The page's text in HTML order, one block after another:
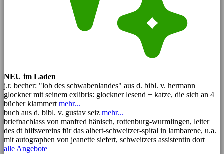
NEU im Laden
j.r. becher: "lob des schwabenlandes" aus d. bibl. v. hermann
glockner mit seinem exlibris: glockner lesend + katze, die sich an 4
bücher klammert mehr...
buch aus d. bibl. v. gustav seiz mehr...
briefnachlass von manfred hänisch, rottenburg-wurmlingen, leiter
des dt hilfsvereins für das albert-schweitzer-spital in lambarene, u.a.
mit autographen von jeanette siefert, schweitzers assistentin dort
alle Angebote